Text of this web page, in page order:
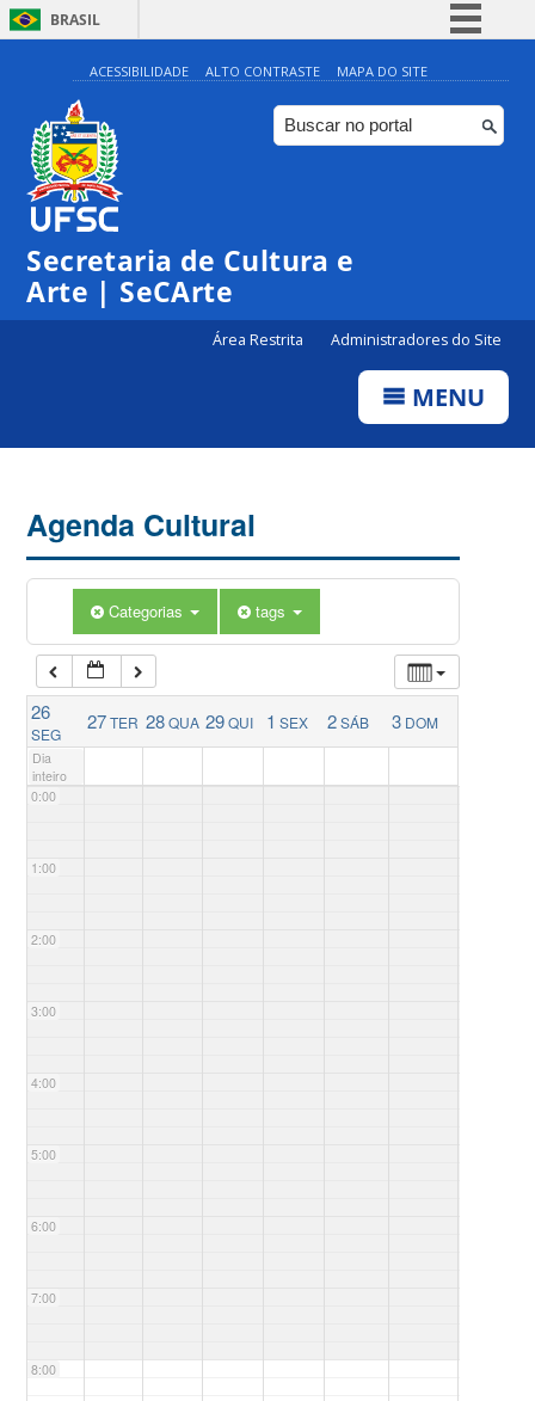
BRASIL
Simplifique!
Comunica BR
Participe
ACESSIBILIDADE ALTO CONTRASTE MAPA DO SITE
Secretaria de Cultura e
Arte | SeCArte
Área Restrita Administradores do Site
MENU
Agenda Cultural
Categorias tags
26
SEG
27TER 28QUA 29QUI 1 SEX 2SÁB 3 DOM
Dia
inteiro
0:00
1:00
2:00
3:00
4:00
5:00
6:00
7:00
8:00